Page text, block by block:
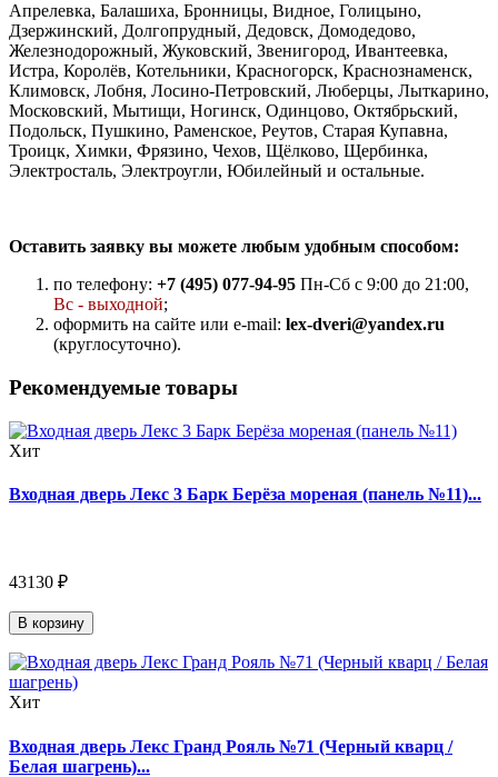
Апрелевка, Балашиха, Бронницы, Видное, Голицыно,
Дзержинский, Долгопрудный, Дедовск, Домодедово,
Железнодорожный, Жуковский, Звенигород, Ивантеевка,
Истра, Королёв, Котельники, Красногорск, Краснознаменск,
Климовск, Лобня, Лосино-Петровский, Люберцы, Лыткарино,
Московский, Мытищи, Ногинск, Одинцово, Октябрьский,
Подольск, Пушкино, Раменское, Реутов, Старая Купавна,
Троицк, Химки, Фрязино, Чехов, Щёлково, Щербинка,
Электросталь, Электроугли, Юбилейный и остальные.
Оставить заявку вы можете любым удобным способом:
по телефону: +7 (495) 077-94-95 Пн-Сб с 9:00 до 21:00,
Вс - выходной;
оформить на сайте или e-mail: lex-dveri@yandex.ru
(круглосуточно).
Рекомендуемые товары
Хит
Входная дверь Лекс 3 Барк Берёза мореная (панель №11)...
43130 ₽
В корзину
Хит
Входная дверь Лекс Гранд Рояль №71 (Черный кварц /
Белая шагрень)...